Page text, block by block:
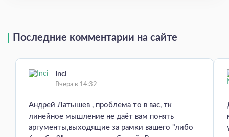
Последние комментарии на сайте
Inci
Вчера в 14:32
Андрей Латышев , проблема то в вас, тк
линейное мышление не даёт вам понять
аргументы,выходящие за рамки вашего "либо